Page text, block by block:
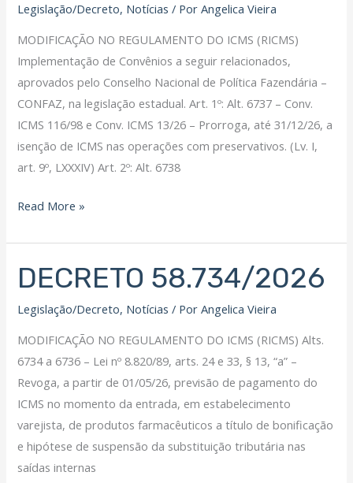
Legislação/Decreto, Notícias / PorAngelica Vieira
MODIFICAÇÃO NO REGULAMENTO DO ICMS (RICMS)
Implementação de Convênios a seguir relacionados,
aprovados pelo Conselho Nacional de Política Fazendária –
CONFAZ, na legislação estadual. Art. 1º: Alt. 6737 – Conv.
ICMS 116/98 e Conv. ICMS 13/26 – Prorroga, até 31/12/26, a
isenção de ICMS nas operações com preservativos. (Lv. I,
art. 9º, LXXXIV) Art. 2º: Alt. 6738
Read More »
DECRETO 58.734/2026
Legislação/Decreto, Notícias / PorAngelica Vieira
MODIFICAÇÃO NO REGULAMENTO DO ICMS (RICMS) Alts.
6734 a 6736 – Lei nº 8.820/89, arts. 24 e 33, § 13, “a” –
Revoga, a partir de 01/05/26, previsão de pagamento do
ICMS no momento da entrada, em estabelecimento
varejista, de produtos farmacêuticos a título de bonificação
e hipótese de suspensão da substituição tributária nas
saídas internas
DECRETO
58.734/2026